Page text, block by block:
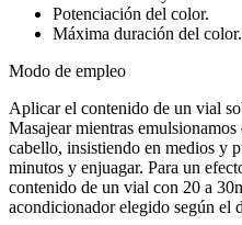
Potenciación del color.
Máxima duración del color.
Modo de empleo
Aplicar el contenido de un vial
Masajear mientras
cabello, insistiendo en medios y
minutos y enjuagar. Para un
contenido de un vial con 20 a
acondicionador elegido según el